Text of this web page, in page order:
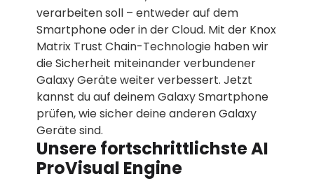
verarbeiten soll – entweder auf dem
Smartphone oder in der Cloud. Mit der Knox
Matrix Trust Chain-Technologie haben wir
die Sicherheit miteinander verbundener
Galaxy Geräte weiter verbessert. Jetzt
kannst du auf deinem Galaxy Smartphone
prüfen, wie sicher deine anderen Galaxy
Geräte sind.
Unsere fortschrittlichste AI
ProVisual Engine